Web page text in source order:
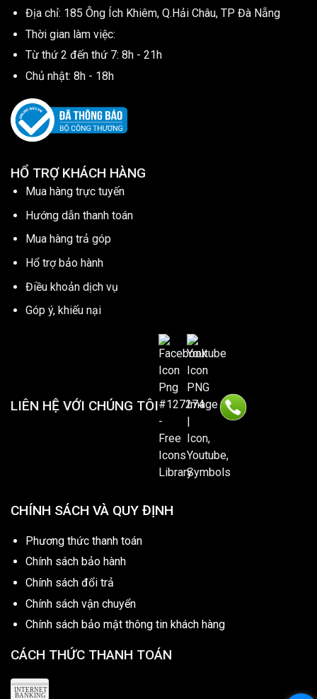
Địa chỉ: 185 Ông Ích Khiêm, Q.Hải Châu, TP Đà Nẵng
Thời gian làm việc:
Từ thứ 2 đến thứ 7: 8h - 21h
Chủ nhật: 8h - 18h
HỔ TRỢ KHÁCH HÀNG
Mua hàng trực tuyến
Hướng dẫn thanh toán
Mua hàng trả góp
Hổ trợ bảo hành
Điều khoản dịch vụ
Góp ý, khiếu nại
LIÊN HỆ VỚI CHÚNG TÔI
CHÍNH SÁCH VÀ QUY ĐỊNH
Phương thức thanh toán
Chính sách bảo hành
Chính sách đổi trả
Chính sách vận chuyển
Chính sách bảo mật thông tin khách hàng
CÁCH THỨC THANH TOÁN